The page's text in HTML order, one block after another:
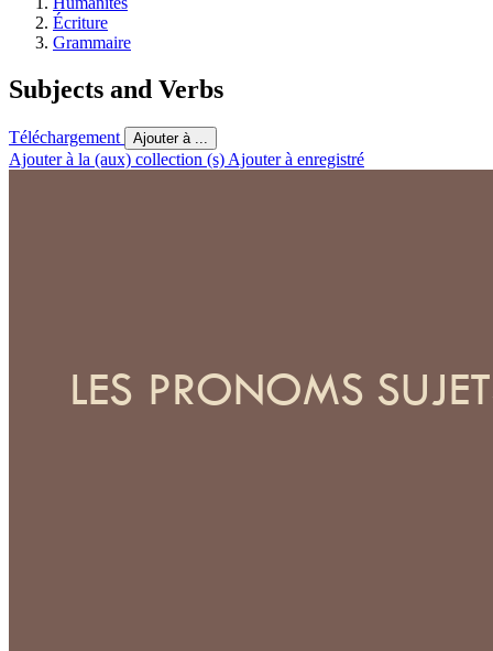
Écriture
Grammaire
Subjects and Verbs
Téléchargement Ajouter à ...
Ajouter à la (aux) collection (s) Ajouter à enregistré
LES PRONOMS